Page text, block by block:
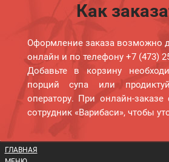
Как
Оформление заказа возможно
онлайн и по телефону +7 (473)
Добавьте в корзину
порций супа или
оператору. При онлайн-
сотрудник «Варибаси», чтобы
ГЛАВНАЯ